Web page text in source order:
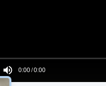
Mute0:00/0:00